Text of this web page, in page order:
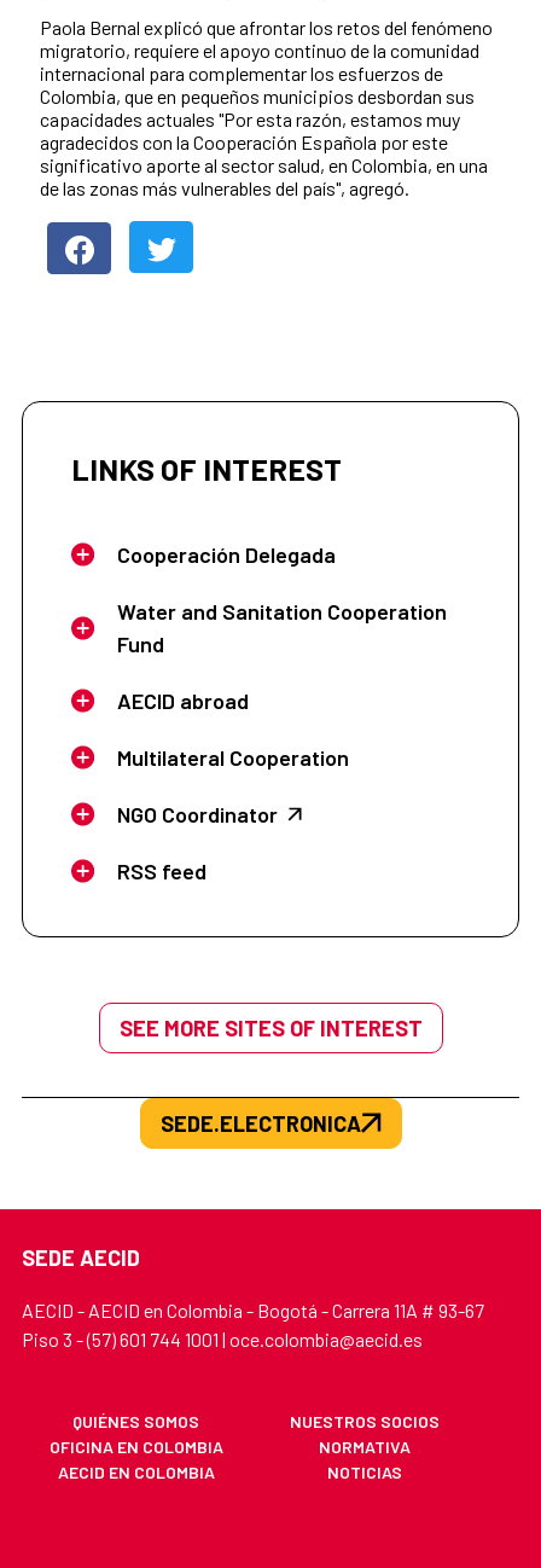
Paola Bernal explicó que afrontar los retos del fenómeno
migratorio, requiere el apoyo continuo de la comunidad
internacional para complementar los esfuerzos de
Colombia, que en pequeños municipios desbordan sus
capacidades actuales "Por esta razón, estamos muy
agradecidos con la Cooperación Española por este
significativo aporte al sector salud, en Colombia, en una
de las zonas más vulnerables del país", agregó.
LINKS OF INTEREST
Cooperación Delegada
Water and Sanitation Cooperation
Fund
AECID abroad
Multilateral Cooperation
NGO Coordinator
RSS feed
SEE MORE SITES OF INTEREST
SEDE.ELECTRONICA
SEDE AECID
AECID - AECID en Colombia - Bogotá - Carrera 11A # 93-67
Piso 3 - (57) 601 744 1001 | oce.colombia@aecid.es
QUIÉNES SOMOS
NUESTROS SOCIOS
OFICINA EN COLOMBIA
NORMATIVA
AECID EN COLOMBIA
NOTICIAS